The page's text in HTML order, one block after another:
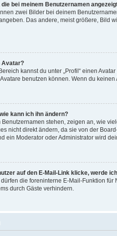
bei meinem Benutzernamen
zwei Bilder bei deinem
Das andere, meist größere, Bild
Avatar?
kannst du unter „Profil“ einen
benutzen können. Wenn du
kann ich ihn ändern?
stehen, zeigen an, wie
nicht direkt ändern, da sie von der
ein Moderator oder Administrator wird
auf den E-Mail-Link klicke, werde
die foreninterne E-Mail-Funktion
durch Gäste verhindern.